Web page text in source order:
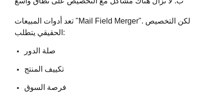
تعد أدوات المبيعات "Mail Field Merger". لكن التخصيص
الحقيقي يتطلب:
صلة الدور
تكييف المنتج
فرصة السوق